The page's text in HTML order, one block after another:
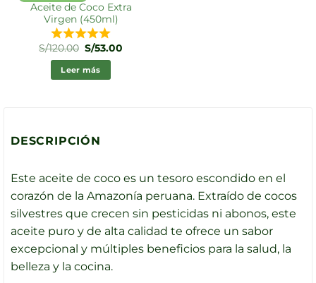
Aceite de Coco Extra
Virgen (450ml)
S/120.00 El
precio
original
era:
S/53.00
Leer más
DESCRIPCIÓN
Este aceite de coco es un tesoro escondido en el
corazón de la Amazonía peruana. Extraído de cocos
silvestres que crecen sin pesticidas ni abonos, este
aceite puro y de alta calidad te ofrece un sabor
excepcional y múltiples beneficios para la salud, la
belleza y la cocina.